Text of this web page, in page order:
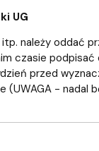
UG
należy oddać
czasie
przed
- nadal